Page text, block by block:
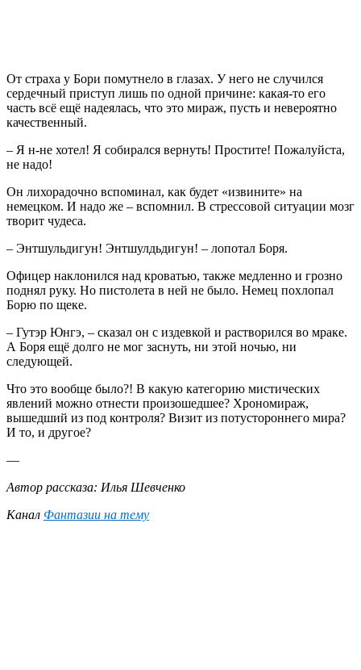
От страха у Бори помутнело в глазах. У него не случился
сердечный приступ лишь по одной причине: какая-то его
часть всё ещё надеялась, что это мираж, пусть и невероятно
качественный.
– Я н-не хотел! Я собирался вернуть! Простите! Пожалуйста,
не надо!
Он лихорадочно вспоминал, как будет «извините» на
немецком. И надо же – вспомнил. В стрессовой ситуации мозг
творит чудеса.
– Энтшульдигун! Энтшулдьдигун! – лопотал Боря.
Офицер наклонился над кроватью, также медленно и грозно
поднял руку. Но пистолета в ней не было. Немец похлопал
Борю по щеке.
– Гутэр Юнгэ, – сказал он с издевкой и растворился во мраке.
А Боря ещё долго не мог заснуть, ни этой ночью, ни
следующей.
Что это вообще было?! В какую категорию мистических
явлений можно отнести произошедшее? Хрономираж,
вышедший из под контроля? Визит из потустороннего мира?
И то, и другое?
—
Автор рассказа: Илья Шевченко
Канал Фантазии на тему